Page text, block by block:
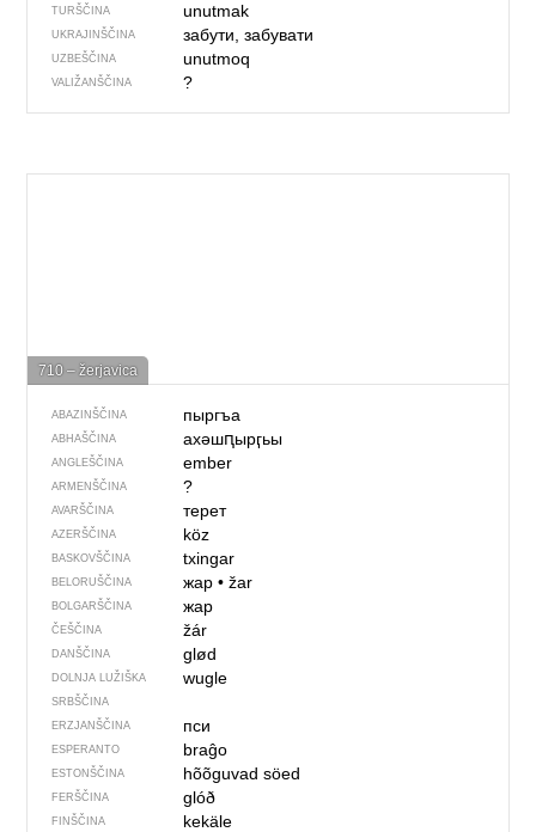
TURŠČINA unutmak
UKRAJINŠČINA забути, забувати
UZBEŠČINA unutmoq
VALIŽANŠČINA ?
710 – žerjavica
ABAZINŠČINA пыргъа
ABHAŠČINA ахәшԥырӷьы
ANGLEŠČINA ember
ARMENŠČINA ?
AVARŠČINA терет
AZERŠČINA köz
BASKOVŠČINA txingar
BELORUŠČINA жар• žar
BOLGARŠČINA жар
ČEŠČINA žár
DANŠČINA glød
DOLNJA LUŽIŠKA
SRBŠČINA
wugle
ERZJANŠČINA пси
ESPERANTO braĝo
ESTONŠČINA hõõguvad söed
FERŠČINA glóð
FINŠČINA kekäle